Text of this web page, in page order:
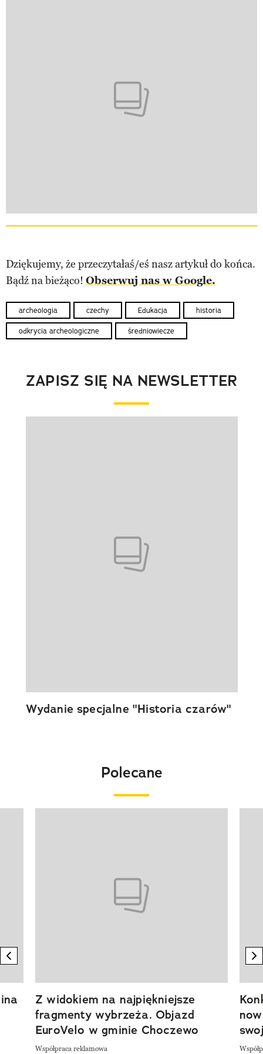
Dziękujemy, że przeczytałaś/eś nasz artykuł do końca.
Bądź na bieżąco! Obserwuj nas w Google.
archeologia czechy Edukacja historia
odkrycia archeologiczne średniowiecze
ZAPISZ SIĘ NA NEWSLETTER
Wydanie specjalne "Historia czarów"
Polecane
previous element
Z widokiem na najpiękniejsze
fragmenty wybrzeża. Objazd
EuroVelo w gminie Choczewo
Współpraca reklamowa